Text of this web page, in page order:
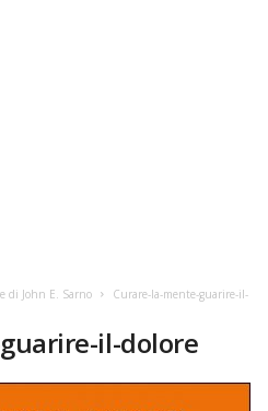
di John E. Sarno
Curare-la-mente-guarire-il-
il-dolore